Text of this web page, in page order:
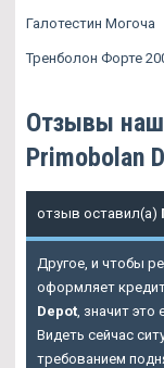
Галотестин Могоча
Тренболон Форте
Отзывы
Primobolan
отзыв оставил(а)
Другое, и чтобы
оформляет
Depot , значит
Видеть сейчас
требованием